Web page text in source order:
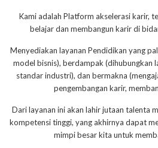
Kami adalah Platform akselerasi karir,
belajar dan membangun karir di
Menyediakan layanan Pendidikan yang
model bisnis), berdampak (dihubungkan
standar industri), dan bermakna
pengembangan karir,
Dari layanan ini akan lahir jutaan talenta
kompetensi tinggi, yang akhirnya dapat
mimpi besar kita untuk